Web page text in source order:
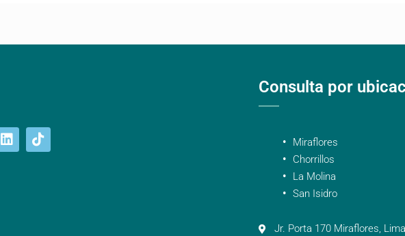
Consulta por
Miraflores
Chorrillos
La Molina
San Isidro
Jr. Porta 170 Miraflores,